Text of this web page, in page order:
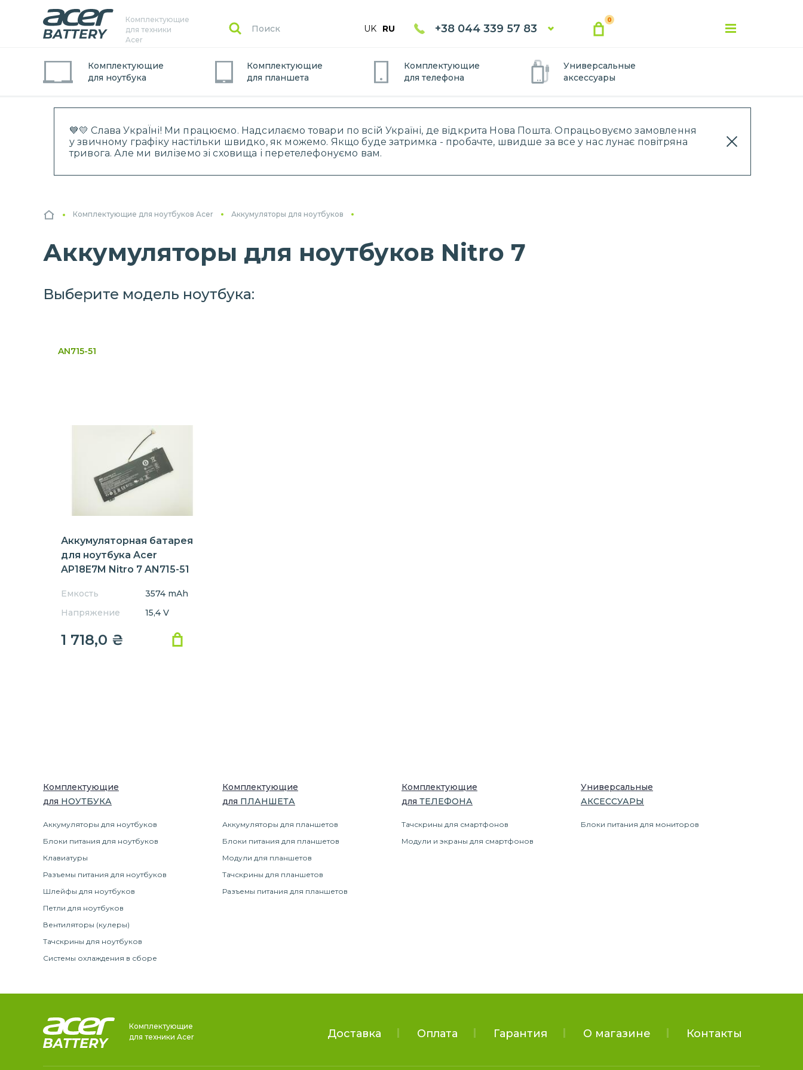
💙💛 Слава УкраЇні! Ми працюємо. Надсилаємо товари по всій Україні, де відкрита Нова Пошта. Опрацьовуємо замовлення
у звичному графіку настільки швидко, як можемо. Якщо буде затримка - пробачте, швидше за все у нас лунає повітряна
тривога. Але ми виліземо зі сховища і перетелефонуємо вам.
Комплектующие
для техники
Acer
UK RU +38 044 339 57 83
0
Комплектующие
для ноутбука
Комплектующие
для планшета
Комплектующие
для телефона
Универсальные
аксессуары
Комплектующие для ноутбуков Acer Аккумуляторы для ноутбуков
Аккумуляторы для ноутбуков Nitro 7
Выберите модель ноутбука:
AN715-51
Аккумуляторная батарея
для ноутбука Acer
AP18E7M Nitro 7 AN715-51
Емкость
3574 mAh
Напряжение
15,4 V
1 718,0 ₴
Комплектующие
для НОУТБУКА
Аккумуляторы для ноутбуков
Блоки питания для ноутбуков
Клавиатуры
Разъемы питания для ноутбуков
Шлейфы для ноутбуков
Петли для ноутбуков
Вентиляторы (кулеры)
Тачскрины для ноутбуков
Системы охлаждения в сборе
Комплектующие
для ПЛАНШЕТА
Аккумуляторы для планшетов
Блоки питания для планшетов
Модули для планшетов
Тачскрины для планшетов
Разъемы питания для планшетов
Комплектующие
для ТЕЛЕФОНА
Тачскрины для смартфонов
Модули и экраны для смартфонов
Универсальные
АКСЕССУАРЫ
Блоки питания для мониторов
Комплектующие
для техники Acer
Доставка Оплата Гарантия О магазине Контакты